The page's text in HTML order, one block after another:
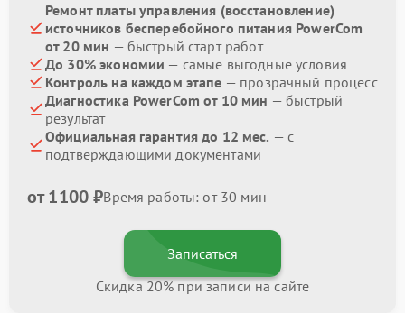
Ремонт платы управления (восстановление)
источников бесперебойного питания PowerCom
от 20 мин — быстрый старт работ
До 30% экономии — самые выгодные условия
Контроль на каждом этапе — прозрачный процесс
Диагностика PowerCom от 10 мин — быстрый
результат
Официальная гарантия до 12 мес. — с
подтверждающими документами
от 1100 ₽Время работы: от 30 мин
Записаться
Скидка 20% при записи на сайте